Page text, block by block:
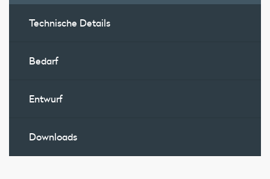
Technische Details
Bedarf
Entwurf
Downloads